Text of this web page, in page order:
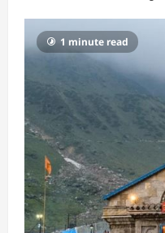
1 minute read